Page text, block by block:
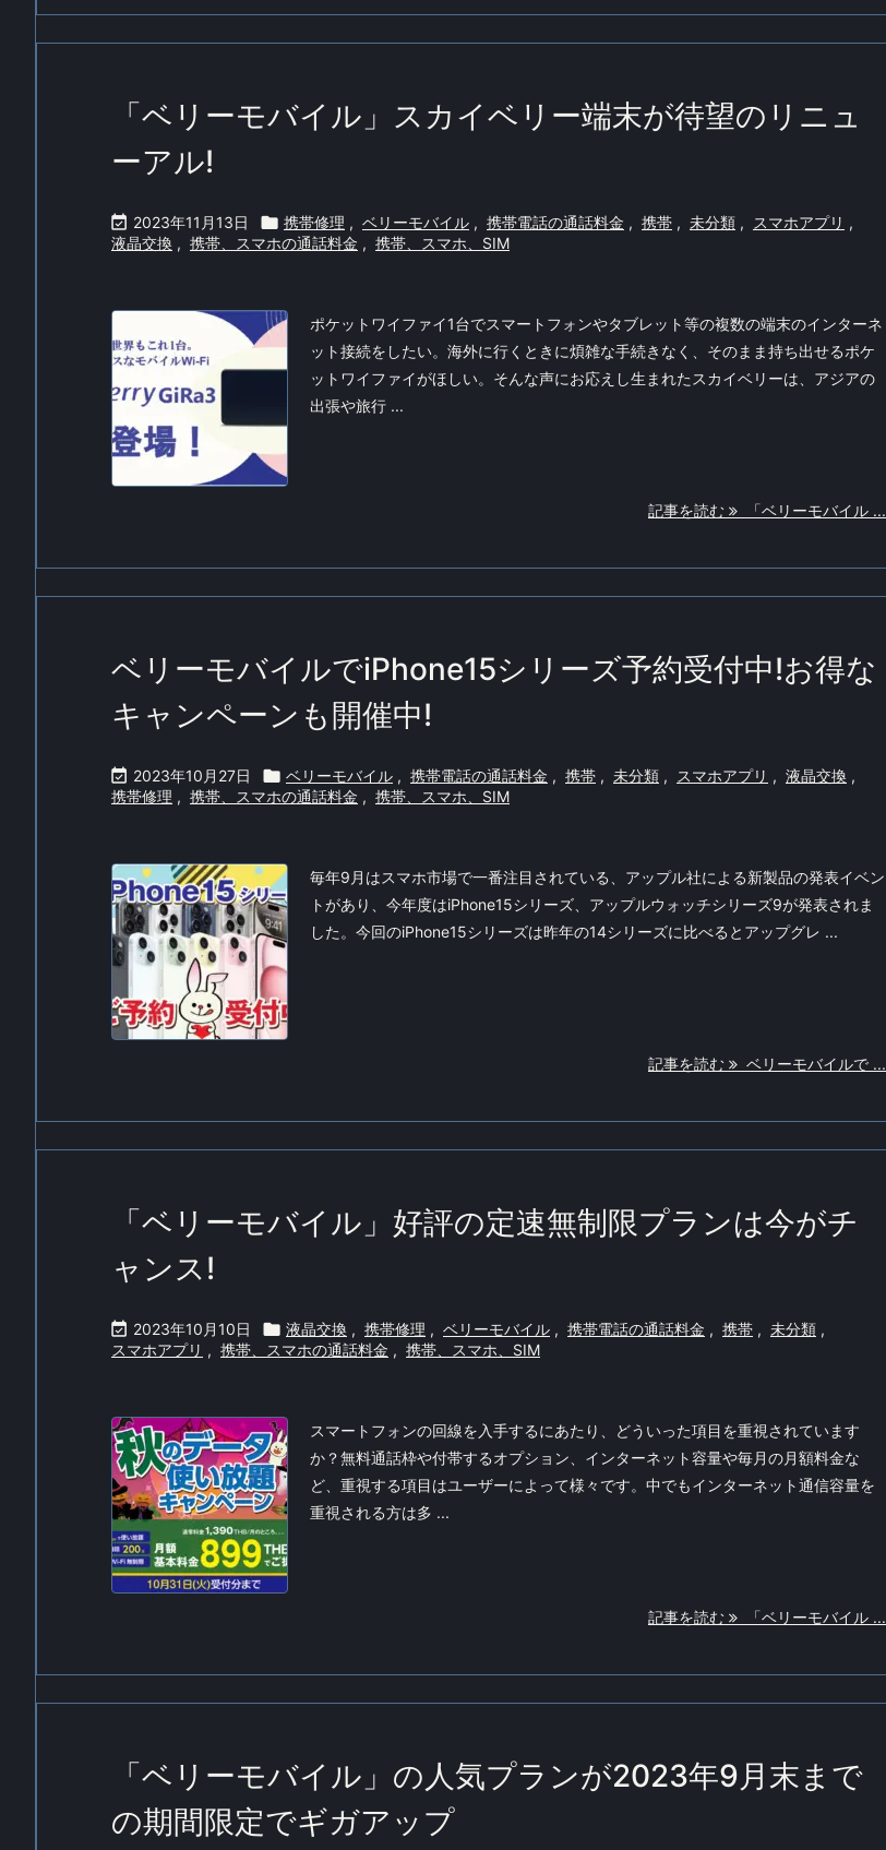
「ベリーモバイル」スカイベリー端末が待望のリニュ
ーアル!
 2023年11月13日  携帯修理 , ベリーモバイル , 携帯電話の通話料金 , 携帯 , 未分類 , スマホアプリ ,
液晶交換 , 携帯、スマホの通話料金 , 携帯、スマホ、SIM
ポケットワイファイ1台でスマートフォンやタブレット等の複数の端末のインターネ
ット接続をしたい。海外に行くときに煩雑な手続きなく、そのまま持ち出せるポケ
ットワイファイがほしい。そんな声にお応えし生まれたスカイベリーは、アジアの
出張や旅行 ...
記事を読む 「ベリーモバイル ...
ベリーモバイルでiPhone15シリーズ予約受付中!お得な
キャンペーンも開催中!
 2023年10月27日  ベリーモバイル , 携帯電話の通話料金 , 携帯 , 未分類 , スマホアプリ , 液晶交換 ,
携帯修理 , 携帯、スマホの通話料金 , 携帯、スマホ、SIM
毎年9月はスマホ市場で一番注目されている、アップル社による新製品の発表イベン
トがあり、今年度はiPhone15シリーズ、アップルウォッチシリーズ9が発表されま
した。今回のiPhone15シリーズは昨年の14シリーズに比べるとアップグレ ...
記事を読む ベリーモバイルで ...
「ベリーモバイル」好評の定速無制限プランは今がチ
ャンス!
 2023年10月10日  液晶交換 , 携帯修理 , ベリーモバイル , 携帯電話の通話料金 , 携帯 , 未分類 ,
スマホアプリ , 携帯、スマホの通話料金 , 携帯、スマホ、SIM
スマートフォンの回線を入手するにあたり、どういった項目を重視されています
か？無料通話枠や付帯するオプション、インターネット容量や毎月の月額料金な
ど、重視する項目はユーザーによって様々です。中でもインターネット通信容量を
重視される方は多 ...
記事を読む 「ベリーモバイル ...
「ベリーモバイル」の人気プランが2023年9月末まで
の期間限定でギガアップ